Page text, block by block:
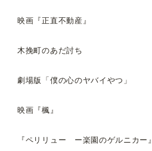
映画『正直不動産』
木挽町のあだ討ち
劇場版「僕の心のヤバイやつ」
映画『楓』
『ペリリュー ー楽園のゲルニカー』